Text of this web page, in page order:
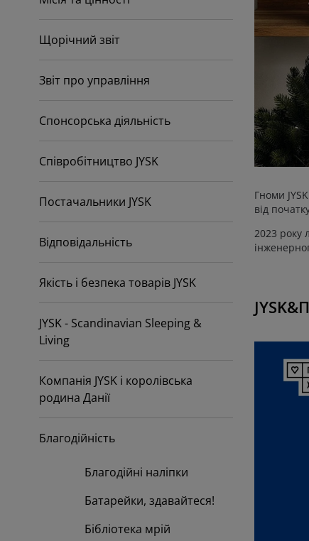
для спальні
подіуми
до ліжок
та аксесуари
ліхтарі
товари
кімната
Щорічний звіт
Звіт про управління
Спонсорська діяльність
Співробітництво JYSK
Постачальники JYSK
Відповідальність
Якість і безпека товарів JYSK
JYSK - Scandinavian Sleeping &
Living
Компанія JYSK і королівська
родина Данії
Благодійність
Благодійні наліпки
Батарейки, здавайтеся!
Бібліотека мрій
Гноми
від
2023 року